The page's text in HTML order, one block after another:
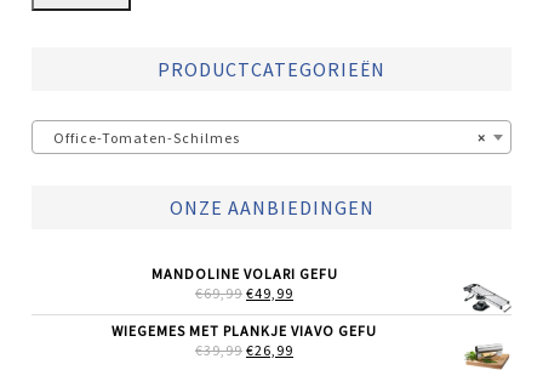
PRODUCTCATEGORIEËN
×
Office-Tomaten-Schilmes
ONZE AANBIEDINGEN
MANDOLINE VOLARI GEFU
€69,99 OORSPRONKELIJKE
WAS:
€69,99.
€49,99
IS:
WIEGEMES MET PLANKJE VIAVO GEFU
€39,99 OORSPRONKELIJKE
€26,99